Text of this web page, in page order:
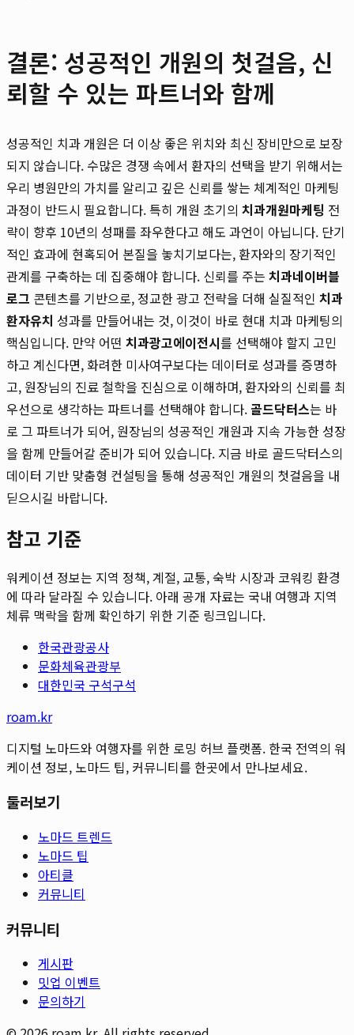
결론: 성공적인 개원의 첫걸음, 신
뢰할 수 있는 파트너와 함께
성공적인 치과 개원은 더 이상 좋은 위치와 최신 장비만으로 보장
되지 않습니다. 수많은 경쟁 속에서 환자의 선택을 받기 위해서는
우리 병원만의 가치를 알리고 깊은 신뢰를 쌓는 체계적인 마케팅
과정이 반드시 필요합니다. 특히 개원 초기의 치과개원마케팅 전
략이 향후 10년의 성패를 좌우한다고 해도 과언이 아닙니다. 단기
적인 효과에 현혹되어 본질을 놓치기보다는, 환자와의 장기적인
관계를 구축하는 데 집중해야 합니다. 신뢰를 주는 치과네이버블
로그 콘텐츠를 기반으로, 정교한 광고 전략을 더해 실질적인 치과
환자유치 성과를 만들어내는 것, 이것이 바로 현대 치과 마케팅의
핵심입니다. 만약 어떤 치과광고에이전시를 선택해야 할지 고민
하고 계신다면, 화려한 미사여구보다는 데이터로 성과를 증명하
고, 원장님의 진료 철학을 진심으로 이해하며, 환자와의 신뢰를 최
우선으로 생각하는 파트너를 선택해야 합니다. 골드닥터스는 바
로 그 파트너가 되어, 원장님의 성공적인 개원과 지속 가능한 성장
을 함께 만들어갈 준비가 되어 있습니다. 지금 바로 골드닥터스의
데이터 기반 맞춤형 컨설팅을 통해 성공적인 개원의 첫걸음을 내
딛으시길 바랍니다.
참고 기준
워케이션 정보는 지역 정책, 계절, 교통, 숙박 시장과 코워킹 환경
에 따라 달라질 수 있습니다. 아래 공개 자료는 국내 여행과 지역
체류 맥락을 함께 확인하기 위한 기준 링크입니다.
한국관광공사
문화체육관광부
대한민국 구석구석
roam.kr
디지털 노마드와 여행자를 위한 로밍 허브 플랫폼. 한국 전역의 워
케이션 정보, 노마드 팁, 커뮤니티를 한곳에서 만나보세요.
둘러보기
노마드 트렌드
노마드 팁
아티클
커뮤니티
커뮤니티
게시판
밋업 이벤트
문의하기